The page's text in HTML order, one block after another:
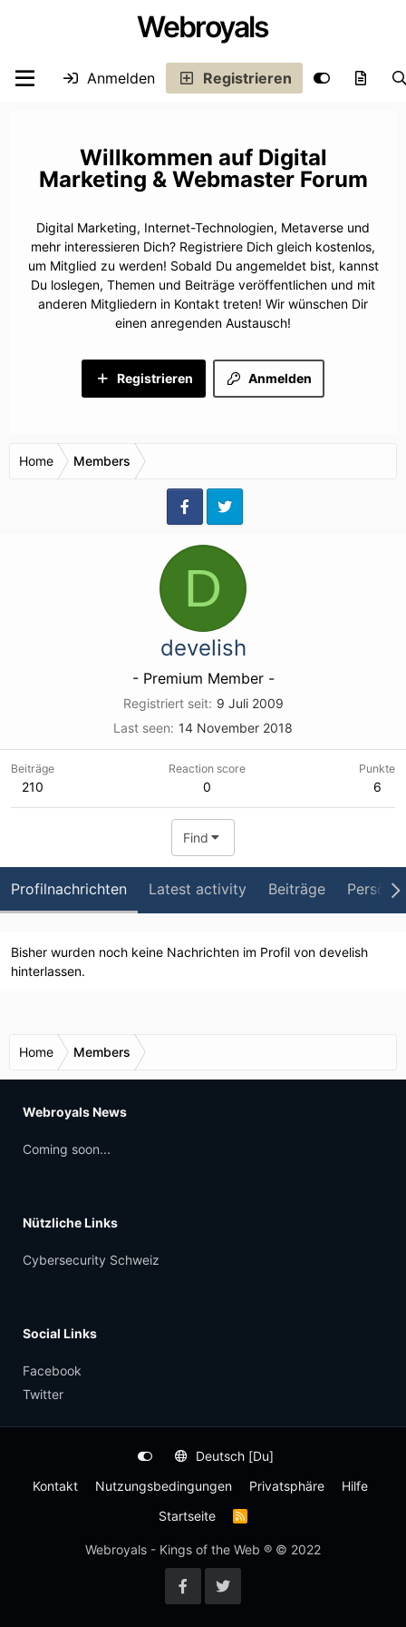
Webroyals
Anmelden Registrieren
Digital
Marketing & Webmaster Forum
Digital Marketing, Internet-Technologien, Metaverse und
mehr interessieren Dich? Registriere Dich gleich kostenlos,
um Mitglied zu werden! Sobald Du angemeldet bist, kannst
Du loslegen, Themen und Beiträge veröffentlichen und mit
anderen Mitgliedern in Kontakt treten! Wir wünschen Dir
einen anregenden Austausch!
Anmelden
Registrieren
Home Members
D
develish
- Premium Member -
Registriert seit
9 Juli 2009
Last seen
14 November 2018
Beiträge
210
Reaction score
0
Punkte
6
Find
Profilnachrichten Latest activity Beiträge
Bisher wurden noch keine Nachrichten im Profil von develish
hinterlassen.
Home Members
Webroyals News
Coming soon...
Nützliche Links
Cybersecurity Schweiz
Social Links
Facebook
Twitter
Deutsch [Du]
Kontakt
Nutzungsbedingungen Privatsphäre
Hilfe
Startseite
R
S
Webroyals - Kings of the Web ® © 2022